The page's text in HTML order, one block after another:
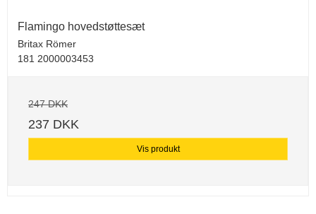
Flamingo hovedstøttesæt
Britax Römer
181 2000003453
247 DKK
237 DKK
Vis produkt